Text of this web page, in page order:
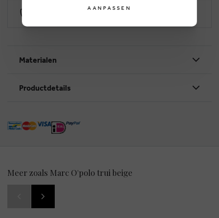
Materialen
Productdetails
Meer zoals Marc O'polo trui beige
AANPASSEN